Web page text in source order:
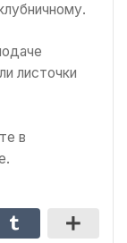
листочки
в